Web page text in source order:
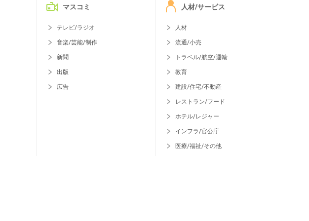
マスコミ
テレビ/ラジオ
音楽/芸能/制作
新聞
出版
広告
人材/サービス
人材
流通/小売
トラベル/航空/運輸
教育
建設/住宅/不動産
レストラン/フード
ホテル/レジャー
インフラ/官公庁
医療/福祉/その他